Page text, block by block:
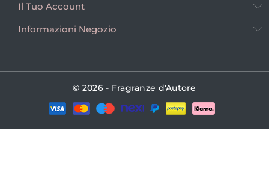
Il Tuo Account
Informazioni Negozio
© 2026 - Fragranze d'Autore